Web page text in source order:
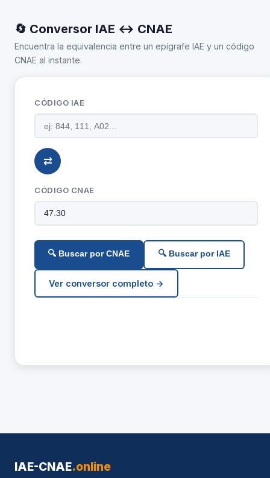
🔄 Conversor IAE ↔ CNAE
Encuentra la equivalencia entre un epígrafe IAE y un código
CNAE al instante.
CÓDIGO IAE
⇄
CÓDIGO CNAE
🔍 Buscar por CNAE 🔍 Buscar por IAE
Ver conversor completo →
IAE-CNAE.online